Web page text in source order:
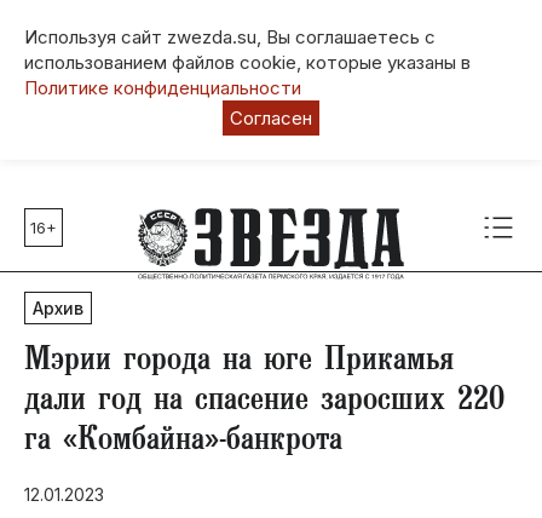
Используя сайт zwezda.su, Вы соглашаетесь с
использованием файлов cookie, которые указаны в
Политике конфиденциальности
Согласен
Главные темы
80 лет Победы
Молодежная столица РФ
СВО
Социальная поддержка
Инфраструктура
Благоустройство
16+
Архив
Мэрии города на юге Прикамья
дали год на спасение заросших 220
га «Комбайна»-банкрота
12.01.2023